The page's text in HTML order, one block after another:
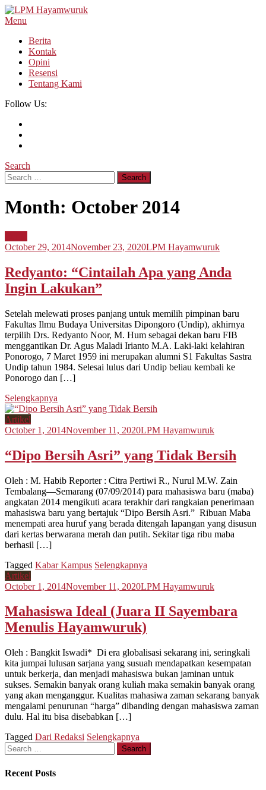
Skip
To
Menu
Berita
Kontak
Opini
Resensi
Tentang Kami
Follow Us:
Search
Search
for:
Month: October 2014
October 29, 2014November 23, 2020LPM Hayamwuruk
Redyanto: “Cintailah Apa yang Anda
Ingin Lakukan”
Setelah melewati proses panjang untuk memilih pimpinan baru
Fakultas Ilmu Budaya Universitas Dipongoro (Undip), akhirnya
terpilih Drs. Redyanto Noor, M. Hum sebagai dekan baru FIB
menggantikan Dr. Agus Maladi Irianto M.A. Laki-laki kelahiran
Ponorogo, 7 Maret 1959 ini merupakan alumni S1 Fakultas Sastra
Undip tahun 1984. Selesai lulus dari Undip beliau kembali ke
Ponorogo dan […]
Selengkapnya
Artikel
October 1, 2014November 11, 2020LPM Hayamwuruk
“Dipo Bersih Asri” yang Tidak Bersih
Oleh : M. Habib Reporter : Citra Pertiwi R., Nurul M.W. Zain
Tembalang—Semarang (07/09/2014) para mahasiswa baru (maba)
angkatan 2014 mengikuti acara terakhir dari rangkaian penerimaan
mahasiswa baru yang bertajuk “Dipo Bersih Asri.” Ribuan Maba
menempati area huruf yang berada ditengah lapangan yang disusun
dari kertas berwarana merah dan putih. Sekitar tiga ribu maba
berhasil […]
Tagged Kabar Kampus Selengkapnya
Artikel
October 1, 2014November 11, 2020LPM Hayamwuruk
Mahasiswa Ideal (Juara II Sayembara
Menulis Hayamwuruk)
Oleh : Bangkit Iswadi* Di era globalisasi sekarang ini, seringkali
kita jumpai lulusan sarjana yang susuah mendapatkan kesempatan
untuk berkerja, dan menjadi mahasiswa bukan jaminan untuk
sukses. Semakin banyak orang kuliah maka semakin banyak orang
yang akan menganggur. Kualitas mahasiwa zaman sekarang banyak
mengalami penurunan “harga” dibanding dengan mahasiswa zaman
dulu. Hal itu bisa disebabkan […]
Tagged Dari Redaksi Selengkapnya
Search
for:
Recent Posts